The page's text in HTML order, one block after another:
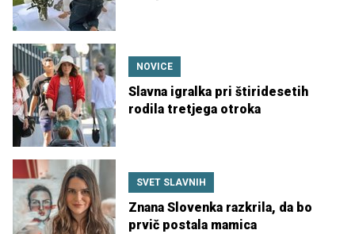
NOVICE
Slavna igralka pri štiridesetih
rodila tretjega otroka
SVET SLAVNIH
Znana Slovenka razkrila, da bo
prvič postala mamica